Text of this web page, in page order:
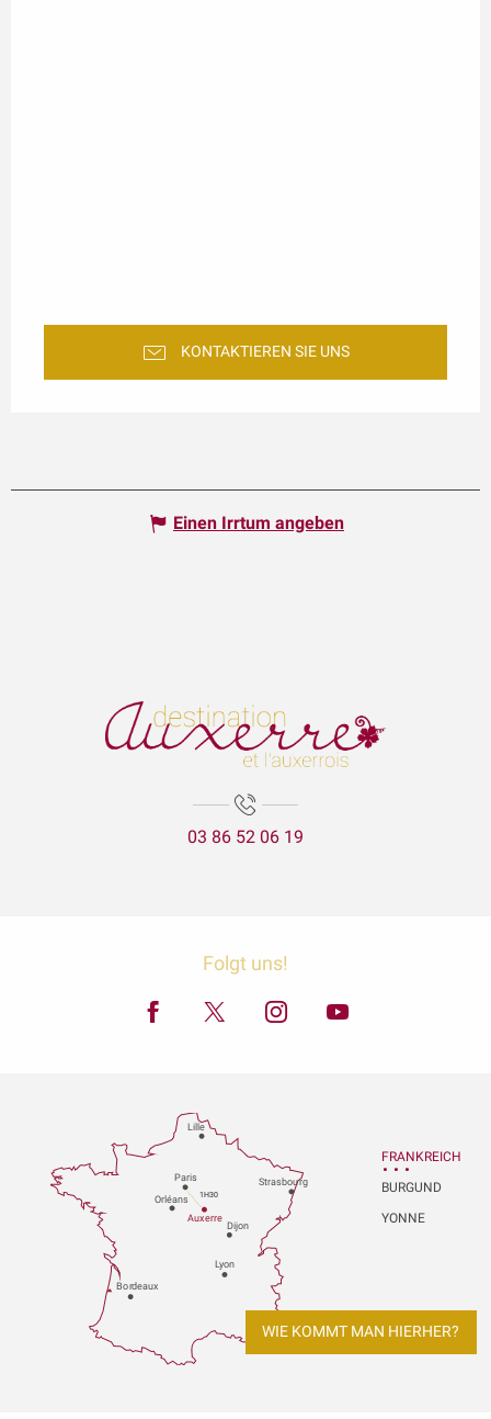
KONTAKTIEREN SIE UNS
Einen Irrtum angeben
03 86 52 06 19
Folgt uns!
Paris
Dijon
Orléans
Bordeaux
Lyon
Auxerre
Strasbourg
Lille
1H30
FRANKREICH
BURGUND
YONNE
WIE KOMMT MAN HIERHER?